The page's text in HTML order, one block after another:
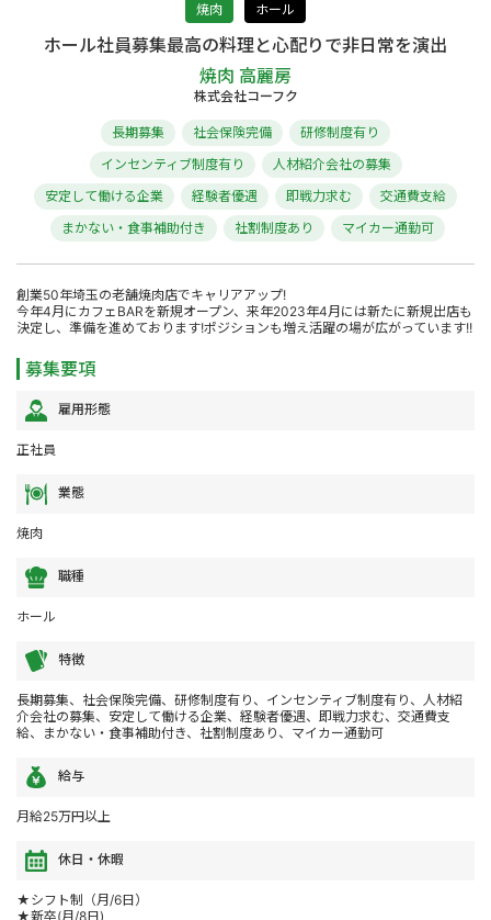
焼肉 ホール
ホール社員募集最高の料理と心配りで非日常を演出
焼肉 高麗房
株式会社コーフク
長期募集 社会保険完備
研修制度有り
インセンティブ制度有り
人材紹介会社の募集
安定して働ける企業
経験者優遇 即戦力求む
交通費支給
まかない・食事補助付き
社割制度あり マイカー通勤可
創業50年埼玉の老舗焼肉店でキャリアアップ!
今年4月にカフェBARを新規オープン、来年2023年4月には新たに新規出店も
決定し、準備を進めております!ポジションも増え活躍の場が広がっています!!
募集要項
雇用形態
正社員
業態
焼肉
職種
ホール
特徴
長期募集、社会保険完備、研修制度有り、インセンティブ制度有り、人材紹
介会社の募集、安定して働ける企業、経験者優遇、即戦力求む、交通費支
給、まかない・食事補助付き、社割制度あり、マイカー通勤可
給与
月給25万円以上
休日・休暇
★シフト制（月/6日）
★新卒(月/8日)